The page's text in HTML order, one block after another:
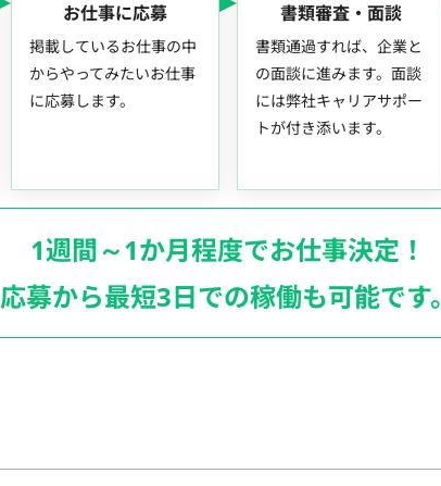
お仕事に応募
掲載しているお仕事の中
からやってみたいお仕事
に応募します。
書類審査・面談
書類通過すれば、企業と
の面談に進みます。面談
には弊社キャリアサポー
トが付き添います。
1週間～1か月程度でお仕事決定！
応募から最短3日での稼働も可能です。